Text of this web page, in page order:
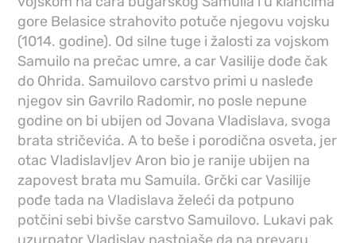
gore Belasice strahovito potuče njegovu vojsku
(1014. godine). Od silne tuge i žalosti za vojskom
Samuilo na prečac umre, a car Vasilije dođe čak
do Ohrida. Samuilovo carstvo primi u nasleđe
njegov sin Gavrilo Radomir, no posle nepune
godine on bi ubijen od Jovana Vladislava, svoga
brata stričevića. A to beše i porodična osveta, jer
otac Vladislavljev Aron bio je ranije ubijen na
zapovest brata mu Samuila. Grčki car Vasilije
pođe tada na Vladislava želeći da potpuno
potčini sebi bivše carstvo Samuilovo. Lukavi pak